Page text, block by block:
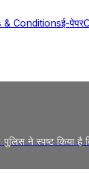
& Conditionsई-पेपर
ने स्पष्ट किया है